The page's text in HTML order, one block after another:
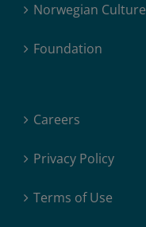
Norwegian Culture
Foundation
Careers
Privacy Policy
Terms of Use